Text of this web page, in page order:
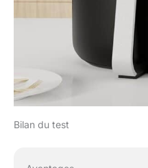
Bilan du test